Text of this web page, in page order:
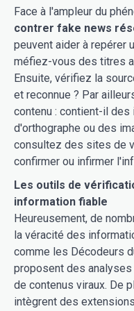
Face à l'ampleur du
contrer fake news
peuvent aider à repérer
méfiez-vous des titres
Ensuite, vérifiez la
et reconnue ? Par
contenu : contient-il
d'orthographe ou des
consultez des sites de
confirmer ou infirmer
Les outils de
information fiable
Heureusement, de
la véracité des
comme les Décodeurs
proposent des
de contenus viraux. De
intègrent des